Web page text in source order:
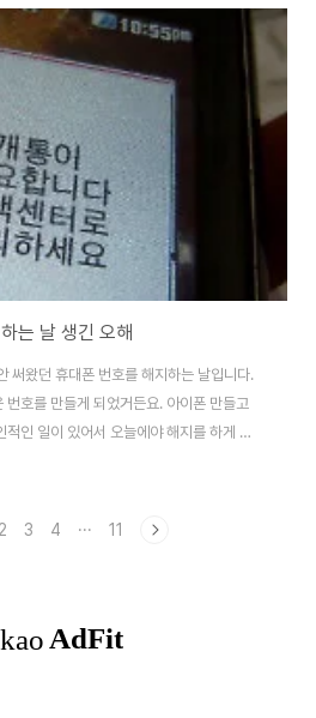
마음이 아프다고 하신다. 처음엔 왜 그런가
다고 한다. 아들은 주중에는 타 지역에서 근
는데, 그 때마다 자신의 아들에게 학교성
고 한다. 손자는 참 착하고 차분한 성격인데,
는 날 생긴 오해
써왔던 휴대폰 번호를 해지하는 날입니다.
호를 만들게 되었거든요. 아이폰 만들고
인 일이 있어서 오늘에야 해지를 하게 되
되었지만 아직도 누군가에게 전화번호를 알
한..
2 3 4 ··· 11